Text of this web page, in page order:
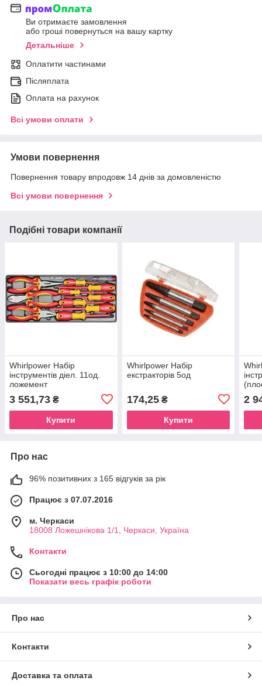
Ви отримаєте замовлення
або гроші повернуться на вашу картку
Детальніше
Оплатити частинами
Післяплата
Оплата на рахунок
Всі умови оплати
Умови повернення
Повернення товару впродовж 14 днів за домовленістю
Всі умови повернення
Подібні товари компанії
Whirlpower Набір
інструментів діел. 11од.
ложемент
3 551,73 ₴
Купити
Whirlpower Набір
екстракторів 5од
174,25₴
Купити
2
Про нас
96% позитивних з 165 відгуків за рік
Працює з 07.07.2016
м. Черкаси
18008 Ложешнікова 1/1, Черкаси, Україна
Контакти
Сьогодні працює з 10:00 до 14:00
Показати весь графік роботи
Про нас
Контакти
Доставка та оплата